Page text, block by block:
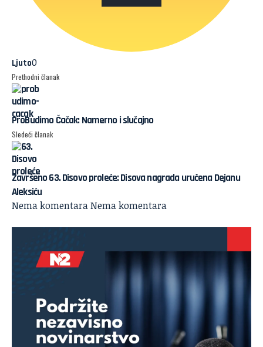
Ljuto0
Prethodni članak
ProBudimo Čačak: Namerno i slučajno
Sledeći članak
Završeno 63. Disovo proleće: Disova nagrada uručena Dejanu
Aleksiću
Nema komentaraNema komentara